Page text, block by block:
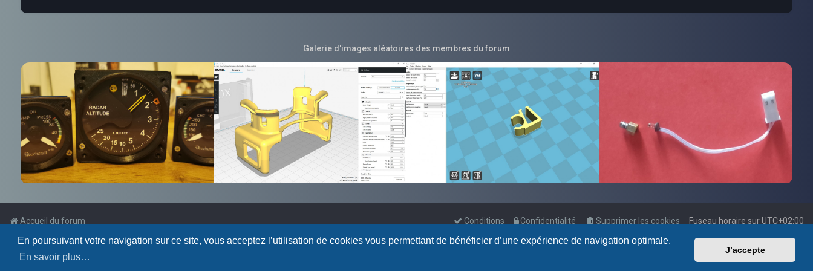
En poursuivant votre navigation sur ce site, vous acceptez l’utilisation de cookies vous permettant de bénéficier d’une expérience de navigation optimale.
En savoir plus…
J’accepte
Galerie d'images aléatoires des membres du forum
Accueil du forum Fuseau horaire surUTC+02:00
Supprimer les cookies
Confidentialité
Conditions
Powered by phpBB
Traduction française officielle